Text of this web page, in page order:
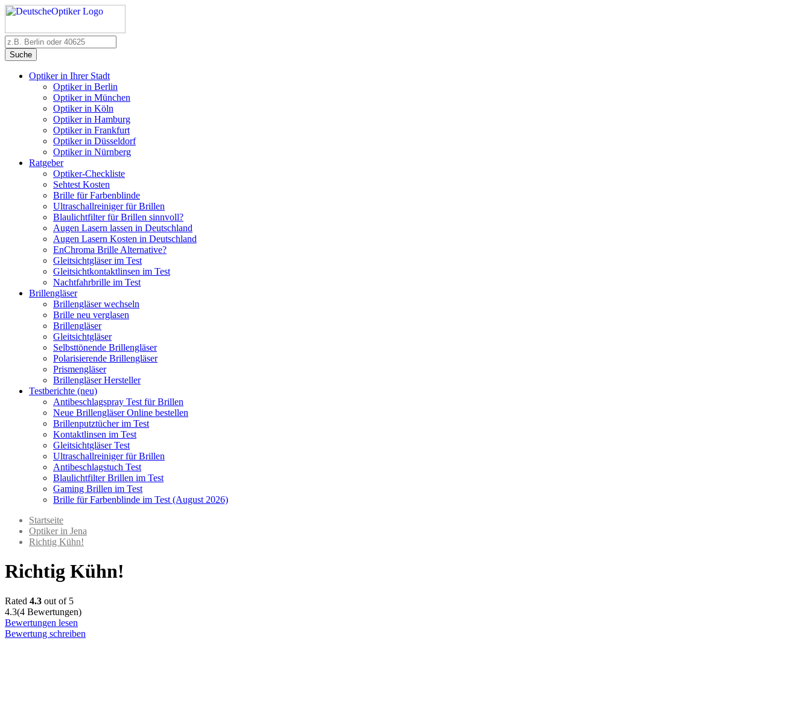
Suche
Optiker in Ihrer Stadt
Optiker in Berlin
Optiker in München
Optiker in Köln
Optiker in Hamburg
Optiker in Frankfurt
Optiker in Düsseldorf
Optiker in Nürnberg
Ratgeber
Optiker-Checkliste
Sehtest Kosten
Brille für Farbenblinde
Ultraschallreiniger für Brillen
Blaulichtfilter für Brillen sinnvoll?
Augen Lasern lassen in Deutschland
Augen Lasern Kosten in Deutschland
EnChroma Brille Alternative?
Gleitsichtgläser im Test
Gleitsichtkontaktlinsen im Test
Nachtfahrbrille im Test
Brillengläser
Brillengläser wechseln
Brille neu verglasen
Brillengläser
Gleitsichtgläser
Selbsttönende Brillengläser
Polarisierende Brillengläser
Prismengläser
Brillengläser Hersteller
Testberichte (neu)
Antibeschlagspray Test für Brillen
Neue Brillengläser Online bestellen
Brillenputztücher im Test
Kontaktlinsen im Test
Gleitsichtgläser Test
Ultraschallreiniger für Brillen
Antibeschlagstuch Test
Blaulichtfilter Brillen im Test
Gaming Brillen im Test
Brille für Farbenblinde im Test (August 2026)
Startseite
Optiker in Jena
Richtig Kühn!
Richtig Kühn!
Rated 4.3 out of 5
4.3(4 Bewertungen)
Bewertungen lesen
Bewertung schreiben